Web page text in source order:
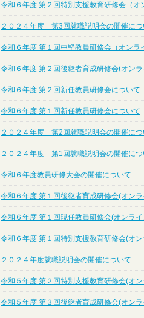
令和６年度 第２回特別支援教育研修会（オ
２０２４年度 第3回就職説明会の開催につ
令和６年度 第１回中堅教員研修会（オンラ
令和６年度 第２回後継者育成研修会(オン
令和６年度 第２回新任教員研修会について
令和６年度 第１回新任教員研修会について
２０２４年度 第2回就職説明会の開催につ
２０２４年度 第1回就職説明会の開催につ
令和６年度教員研修大会の開催について
令和６年度 第１回後継者育成研修会(オン
令和６年度 第１回現任教員研修会(オンラ
令和６年度 第１回特別支援教育研修会(オ
２０２４年度就職説明会の開催について
令和５年度 第２回特別支援教育研修会(オ
令和５年度 第３回後継者育成研修会(オン